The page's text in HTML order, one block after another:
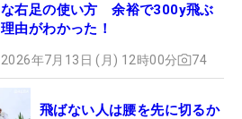
な右足の使い方 余裕で300y飛ぶ
理由がわかった！
2026年7月13日 (月) 12時00分 74
飛ばない人は腰を先に切るか